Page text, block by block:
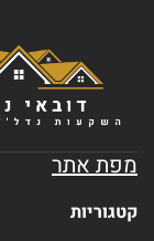
מפת אתר
קטגוריות